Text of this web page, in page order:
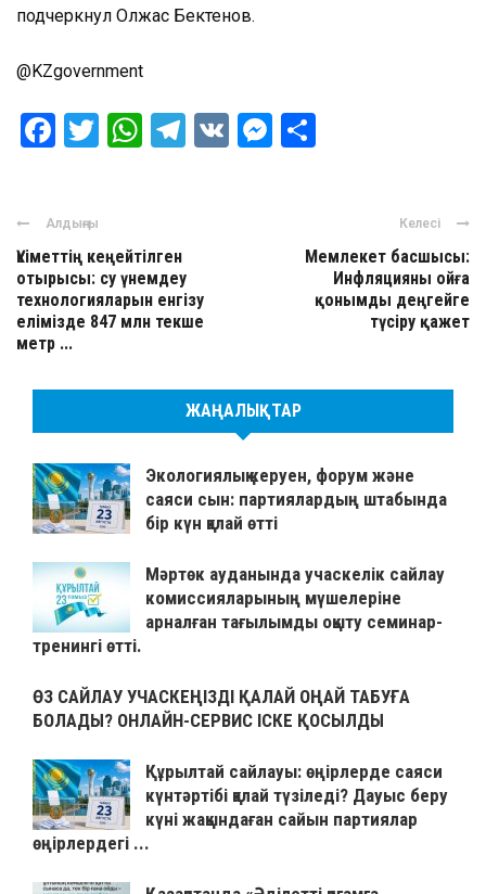
подчеркнул Олжас Бектенов.
@KZgovernment
Facebook
Twitter
WhatsApp
Telegram
VK Messenger
Алдыңғы
Үкіметтің кеңейтілген
отырысы: су үнемдеу
технологияларын енгізу
елімізде 847 млн текше
метр ...
Келесі
Мемлекет басшысы:
Инфляцияны ойға
қонымды деңгейге
түсіру қажет
ЖАҢАЛЫҚТАР
Экологиялық керуен, форум және
саяси сын: партиялардың штабында
бір күн қалай өтті
Мәртөк ауданында учаскелік сайлау
комиссияларының мүшелеріне
арналған тағылымды оқыту семинар-
тренингі өтті.
ӨЗ САЙЛАУ УЧАСКЕҢІЗДІ ҚАЛАЙ ОҢАЙ ТАБУҒА
БОЛАДЫ? ОНЛАЙН-СЕРВИС ІСКЕ ҚОСЫЛДЫ
Құрылтай сайлауы: өңірлерде саяси
күнтәртібі қалай түзіледі? Дауыс беру
күні жақындаған сайын партиялар
өңірлердегі ...